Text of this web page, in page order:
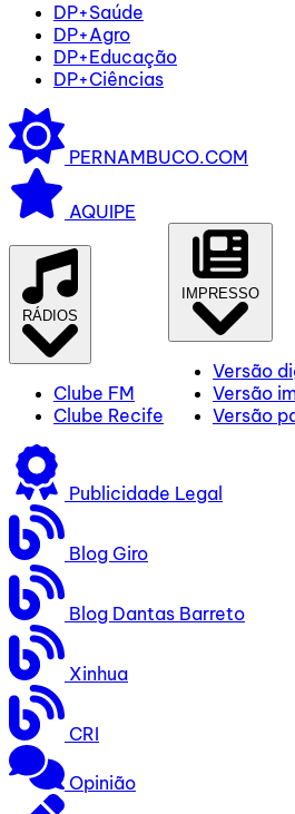
DP+Saúde
DP+Agro
DP+Educação
DP+Ciências
PERNAMBUCO.COM
AQUIPE
RÁDIOS
Clube FM
Clube Recife
IMPRESSO
Versão
Versão
Versão
Publicidade Legal
Blog Giro
Blog Dantas Barreto
Xinhua
CRI
Opinião